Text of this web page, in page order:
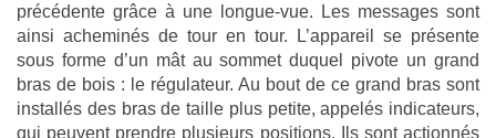
précédente grâce à une longue-vue. Les messages sont
ainsi acheminés de tour en tour. L’appareil se présente
sous forme d’un mât au sommet duquel pivote un grand
bras de bois : le régulateur. Au bout de ce grand bras sont
installés des bras de taille plus petite, appelés indicateurs,
qui peuvent prendre plusieurs positions. Ils sont actionnés